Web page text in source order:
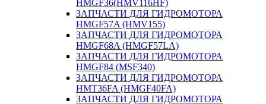
HMGF36(HMV116HF)
ЗАПЧАСТИ ДЛЯ ГИДРОМОТОРА
HMGF57A (HMV155)
ЗАПЧАСТИ ДЛЯ ГИДРОМОТОРА
HMGF68A (HMGF57LA)
ЗАПЧАСТИ ДЛЯ ГИДРОМОТОРА
HMGF84 (MSF340)
ЗАПЧАСТИ ДЛЯ ГИДРОМОТОРА
HMT36FA (HMGF40FA)
ЗАПЧАСТИ ДЛЯ ГИДРОМОТОРА